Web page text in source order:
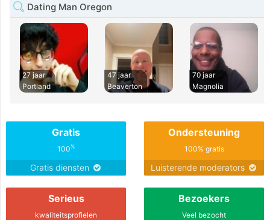
Dating Man Oregon
27 jaar
Portland
47 jaar
Beaverton
70 jaar
Magnolia
Gratis
100%
Gratis diensten
Ondersteuning
100% gratis
Luisterende moderators
Serieus
kwaliteitsprofielen
Bezoekers
Veel bezocht